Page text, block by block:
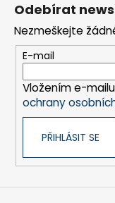
Odebírat
Nezmeškejte
E-mail
Vložením e-
ochrany
PŘIHLÁSIT SE